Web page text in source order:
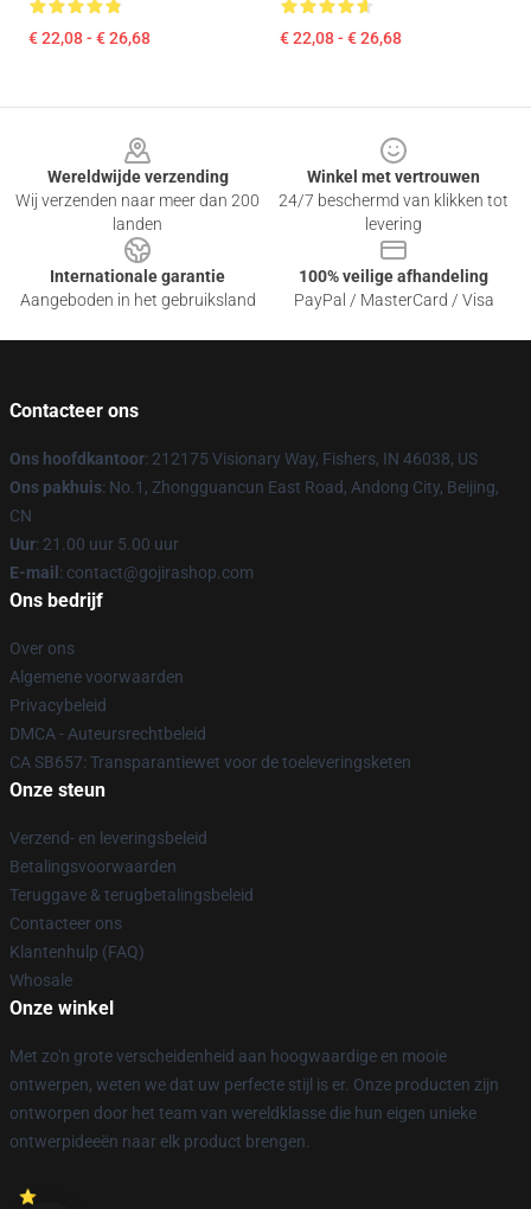
€ 22,08 - € 26,68 € 22,08 - € 26,68
Wereldwijde verzending
Wij verzenden naar meer dan 200
landen
Winkel met vertrouwen
24/7 beschermd van klikken tot
levering
Internationale garantie
Aangeboden in het gebruiksland
100% veilige afhandeling
PayPal / MasterCard / Visa
Contacteer ons
Ons hoofdkantoor: 212175 Visionary Way, Fishers, IN 46038, US
Ons pakhuis: No.1, Zhongguancun East Road, Andong City, Beijing,
CN
Uur: 21.00 uur 5.00 uur
E-mail : contact@gojirashop.com
Ons bedrijf
Over ons
Algemene voorwaarden
Privacybeleid
DMCA - Auteursrechtbeleid
CA SB657: Transparantiewet voor de toeleveringsketen
Onze steun
Verzend- en leveringsbeleid
Betalingsvoorwaarden
Teruggave & terugbetalingsbeleid
Contacteer ons
Klantenhulp (FAQ)
Whosale
Onze winkel
Met zo'n grote verscheidenheid aan hoogwaardige en mooie
ontwerpen, weten we dat uw perfecte stijl is er. Onze producten zijn
ontworpen door het team van wereldklasse die hun eigen unieke
ontwerpideeën naar elk product brengen.